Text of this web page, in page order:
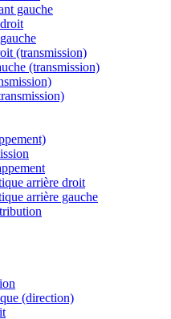
gauche
(transmission)
(transmission)
arrière droit
arrière gauche
(direction)